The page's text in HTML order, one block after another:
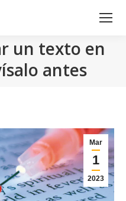
un texto en
antes
Mar
1
2023